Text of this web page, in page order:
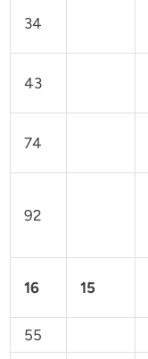
34
43
74
92
16 15
55